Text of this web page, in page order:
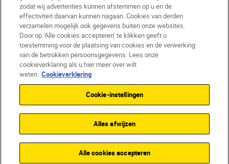
Gebruiksvoorwaarden
Nikon Store - Algemene voorwaarden
Cookieverklaring
Toegankelijkheid
Cookie-instellingen
© 2026 Nikon
zodat wij advertenties kunnen afstemmen op u en de
effectiviteit daarvan kunnen nagaan. Cookies van derden
verzamelen mogelijk ook gegevens buiten onze websites.
Door op ‘Alle cookies accepteren’ te klikken geeft u
toestemming voor de plaatsing van cookies en de verwerking
van de betrokken persoonsgegevens. Lees onze
cookieverklaring als u hier meer over wilt
weten. Cookieverklaring
Cookie-instellingen
Alles afwijzen
Alle cookies accepteren